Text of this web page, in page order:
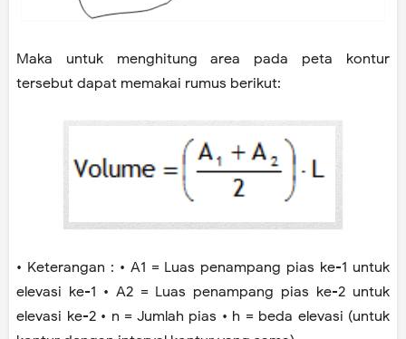
Maka untuk menghitung area pada peta kontur
tersebut dapat memakai rumus berikut:
• Keterangan : • A1 = Luas penampang pias ke-1 untuk
elevasi ke-1 • A2 = Luas penampang pias ke-2 untuk
elevasi ke-2 • n = Jumlah pias • h = beda elevasi (untuk